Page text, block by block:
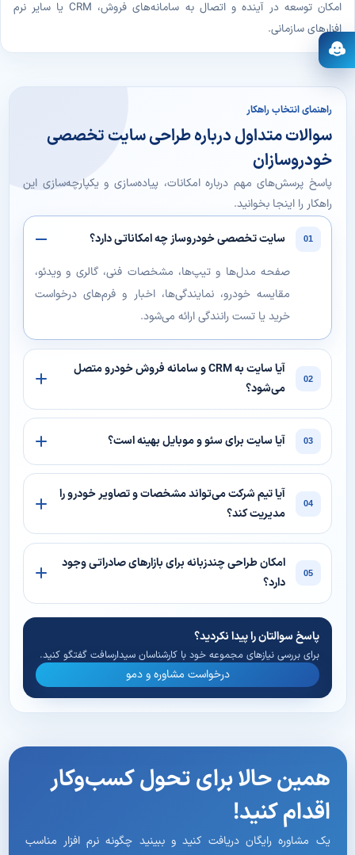
امکان توسعه در آینده و اتصال به سامانه‌های فروش، CRM یا سایر نرم
افزارهای سازمانی.
راهنمای انتخاب راهکار
سوالات متداول درباره طراحی سایت تخصصی
خودروسازان
پاسخ پرسش‌های مهم درباره امکانات، پیاده‌سازی و یکپارچه‌سازی این
راهکار را اینجا بخوانید.
01 سایت تخصصی خودروساز چه امکاناتی دارد؟
صفحه مدل‌ها و تیپ‌ها، مشخصات فنی، گالری و ویدئو،
مقایسه خودرو، نمایندگی‌ها، اخبار و فرم‌های درخواست
خرید یا تست رانندگی ارائه می‌شود.
02
آیا سایت به CRM و سامانه فروش خودرو متصل
می‌شود؟
03 آیا سایت برای سئو و موبایل بهینه است؟
04
آیا تیم شرکت می‌تواند مشخصات و تصاویر خودرو را
مدیریت کند؟
05
امکان طراحی چندزبانه برای بازارهای صادراتی وجود
دارد؟
پاسخ سوالتان را پیدا نکردید؟
برای بررسی نیازهای مجموعه خود با کارشناسان سیدارسافت گفتگو کنید.
درخواست مشاوره و دمو
همین حالا برای تحول کسب‌وکار
اقدام کنید!
یک مشاوره رایگان دریافت کنید و ببینید چگونه نرم افزار مناسب
باز کردن دستیار